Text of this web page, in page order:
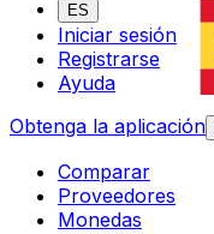
ES
Iniciar sesión
Registrarse
Ayuda
Obtenga la aplicación
Comparar
Proveedores
Monedas